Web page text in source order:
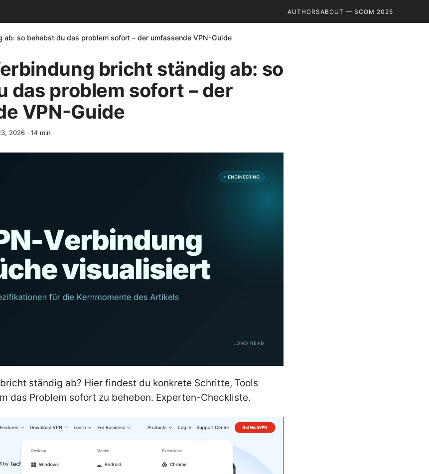
AUTHORSABOUT — SCOM 2025
so behebst du das problem sofort – der umfassende VPN-Guide
bricht ständig ab: so
das problem sofort – der
VPN-Guide
2026 · 14 min
ständig ab? Hier findest du konkrete Schritte, Tools
das Problem sofort zu beheben. Experten-Checkliste.